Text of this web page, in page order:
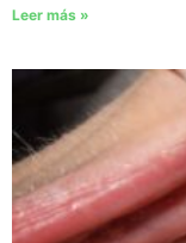
Leer más »